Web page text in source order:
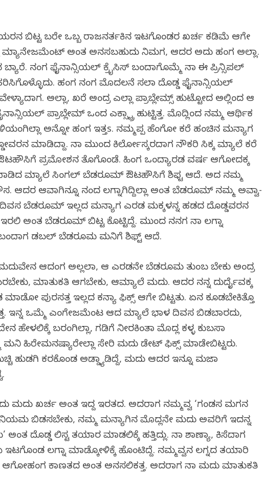
ಬಿಟ್ಟ ಬರೇ ಒಬ್ಬ ರಾಜನರ್ತಕಿನ ಇಟಗೊಂಡರ ಖರ್ಚ ಕಡಿಮೆ ಆಗೇ
ಮ್ಯಾನೇಜಮೆಂಟ್ ಅಂತ ಅನಸಬಹುದು ನಿಮಗ, ಆದರ ಅದು ಹಂಗ ಅಲ್ಲಾ.
ಬ್ಯಾರೆ. ನಂಗ ಫೈನಾನ್ಸಿಯಲ್ ಕ್ರೈಸಿಸ್ ಬಂದಾಗೊಮ್ಮೆ ನಾ ಈ ಪ್ರಿನ್ಸಿಪಲ್
ಹಂಗ ನಂಗ ಮೊದಲನೆ ಸಲಾ ದೊಡ್ಡ ಫೈನಾನ್ಸಿಯಲ್
ಅಲ್ಲಾ, ಖರೆ ಅಂದ್ರ ಎಲ್ಲಾ ಪ್ರಾಬ್ಲೇಮ್ಸ್ ಹುಟ್ಟೋದ ಅಲ್ಲಿಂದ ಆ
ಪ್ರಾಬ್ಲೇಮ್ ಒಂದ ಎಕ್ಸ್ಟ್ರಾ ಹುಟ್ಟಿತ್ತ. ಮೊದ್ಲಿಂದ ನಮ್ಮ ಆರ್ಥಿಕ
ಅನ್ನೋ ಹಂಗ ಇತ್ತs. ನಮ್ಮಪ್ಪ ಹೆಂಗೋ ಕರೆ ಹಂಚಿನ ಮನ್ಯಾಗ
ಮಾಡಿದ್ದಾ. ನಾ ಮುಂದ ಕಿರ್ಲೋಸ್ಕರದಾಗ ನೌಕರಿ ಸಿಕ್ಕ ಮ್ಯಾಲೆ ಕರೆ
ಪ್ರಮೋಶನ ತೊಗೊಂಡೆ. ಹಿಂಗ ಒಂದ್ಯಾರಡ ವರ್ಷ ಆಗೋದಕ್ಕ
ಮಾಡಿದ ಮ್ಯಾಲೆ ಸಿಂಗಲ್ ಬೆಡರೂಮ್ ಔಟಹೌಸಿಗೆ ಶಿಫ್ಟ ಆದೆ. ಅದ ನಮ್ಮ
ಆವಾಗಿನ್ನೂ ನಂದ ಲಗ್ನಾಗಿದ್ದಿಲ್ಲಾ ಅಂತ ಬೆಡರೂಮ್ ನಮ್ಮ ಅವ್ವಾ-
ದಿವಸ ಬೆಡರೂಮ್ ಇಲ್ಲದ ಮನ್ಯಾಗ ಎರಡ ಮಕ್ಕಳನ್ನ ಹಡದ ದೊಡ್ಡವರನ
ಇರಲಿ ಅಂತ ಬೆಡರೂಮ್ ಬಿಟ್ಟ ಕೊಟ್ಟಿದ್ದೆ. ಮುಂದ ನನಗ ನಾ ಲಗ್ನಾ
ಬಂದಾಗ ಡಬಲ್ ಬೆಡರೂಮ ಮನಿಗೆ ಶಿಫ್ಟ್ ಆದೆ.
ಆದಂಗ ಅಲ್ಲಲಾ, ಆ ಎರಡನೇ ಬೆಡರೂಮ ತುಂಬ ಬೇಕು ಅಂದ್ರ
ಮಾತುಕತಿ ಆಗಬೇಕು, ಆಮ್ಯಾಲೆ ಮದುವಿ. ಆದರ ನನ್ನ ದುರ್ದೈವಕ್ಕ
ಪುರಸತ್ತ ಇಲ್ಲದ ಕನ್ಯಾ ಫಿಕ್ಸ್ ಆಗೇ ಬಿಟ್ಟತು. ಏನ ಕೂಡಬೇಕಿತ್ತೊ
ಇನ್ನ ಒಮ್ಮೆ ಎಂಗೇಜಮೆಂಟ ಆದ ಮ್ಯಾಲೆ ಭಾಳ ದಿವಸ ಬಿಡಬಾರದು,
ಹೇಳಲಿಕ್ಕೆ ಬರಂಗಿಲ್ಲಾ, ಗಡಿಗೆ ನೀರಕಿಂತಾ ಮೊದ್ಲ ಕಳ್ಳ ಕುಬಸಾ
ಹಿರೇಮನಷ್ಯಾರೇಲ್ಲಾ ಸೇರಿ ಮದುವಿ ಡೇಟ್ ಫಿಕ್ಸ್ ಮಾಡೇಬಿಟ್ಟರು.
ಹುಡಗಿ ಕರಕೊಂಡ ಅಡ್ಡ್ಯಾಡಿದ್ದೆ, ಮದುವಿ ಆದರ ಇನ್ನೂ ಮಜಾ
ಮದುವಿ ಖರ್ಚ ಅಂತ ಇದ್ದ ಇರತದ. ಅದರಾಗ ನಮ್ಮವ್ವ ‘ಗಂಡಸ ಮಗನ
ಬಿಡಸಬೇಕು, ನಮ್ಮ ಮನ್ಯಾಗಿನ ಮೊದ್ಲನೇ ಮದುವಿ ಅವರಿಗೆ ಇದನ್ನ
ಅಂತ ದೊಡ್ಡ ಲಿಸ್ಟ ತಯಾರ ಮಾಡಲಿಕ್ಕೆ ಹತ್ತಿದ್ಲು. ನಾ ಶಾಣ್ಯಾ, ಕಿಸೆದಾಗ
ಇಟಗೊಂಡ ಲಗ್ನಾ ಮಾಡ್ಕೋಳಿಕ್ಕೆ ಹೊಂಟಿದ್ದೆ. ನಮ್ಮವ್ವನ ಲಗ್ನದ ತಯಾರಿ
ಕಾಣತದ ಅಂತ ಅನಸಲಿಕತ್ತ. ಅದರಾಗ ನಾ ಮದುವಿ ಮಾತುಕತಿ